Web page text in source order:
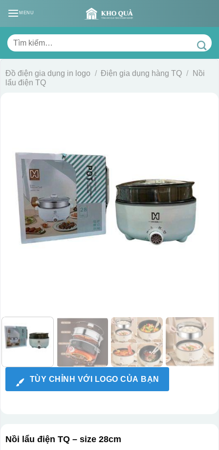
MENU
Tìm
kiếm:
Đồ điện gia dụng in logo / Điện gia dụng hàng TQ /
Nồi
lẩu điện TQ
TÙY CHỈNH VỚI LOGO CỦA BẠN
Nồi lẩu điện TQ – size 28cm